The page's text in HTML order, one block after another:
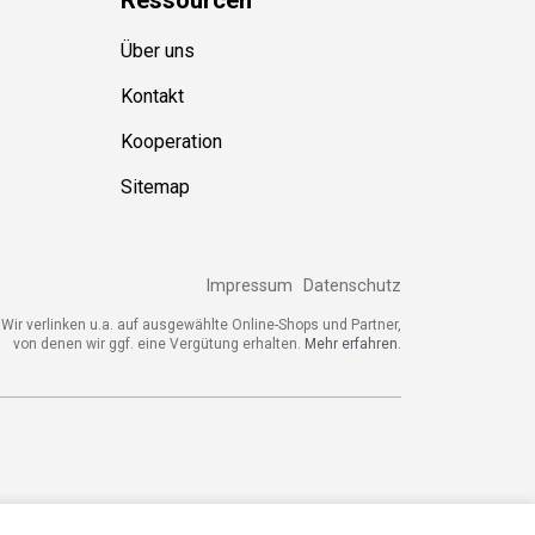
Über uns
Kontakt
Kooperation
Sitemap
Impressum Datenschutz
verlinken u.a. auf ausgewählte Online-Shops und Partner,
von denen wir ggf. eine Vergütung erhalten. Mehr erfahren.